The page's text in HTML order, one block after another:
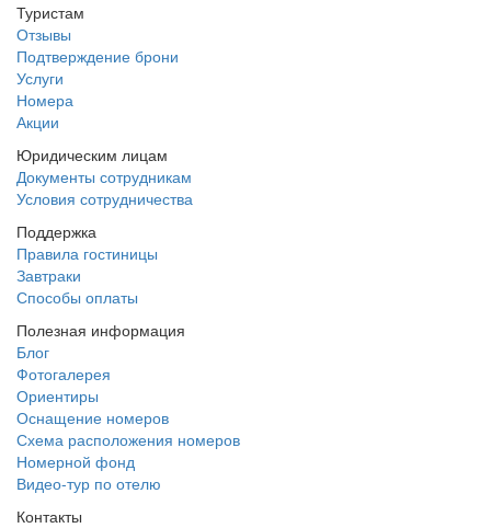
Туристам
Отзывы
Подтверждение брони
Услуги
Номера
Акции
Юридическим лицам
Документы сотрудникам
Условия сотрудничества
Поддержка
Правила гостиницы
Завтраки
Способы оплаты
Полезная информация
Блог
Фотогалерея
Ориентиры
Оснащение номеров
Схема расположения номеров
Номерной фонд
Видео-тур по отелю
Контакты